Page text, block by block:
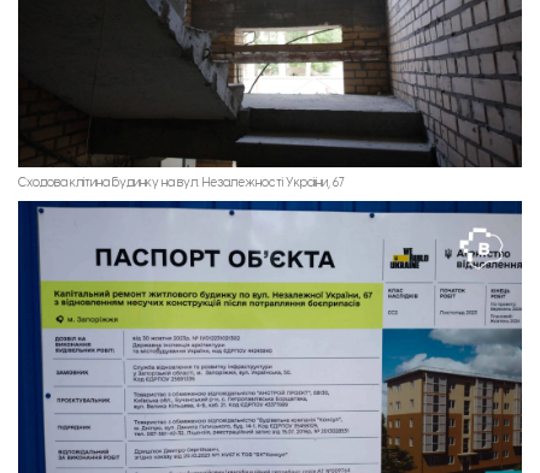
Сходова клітина будинку на вул. Незалежності України, 67